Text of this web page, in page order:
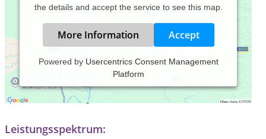
the details and accept the service to see this map.
More Information Accept
Powered by Usercentrics Consent Management
Platform
Praxiszeiten:
Sprechstunde Freitag 10-12 Uhr
Leistungsspektrum: